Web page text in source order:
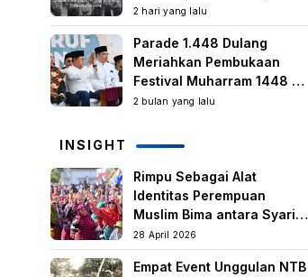
Samuhita Sakre
2 hari yang lalu
Parade 1.448 Dulang
Meriahkan Pembukaan
Festival Muharram 1448 H
di Lombok Timur
2 bulan yang lalu
INSIGHT
Rimpu Sebagai Alat
Identitas Perempuan
Muslim Bima antara Syariat,
Tradisi lokal, dan
Manifestasi Nilai-nilai
keislaman
28 April 2026
Empat Event Unggulan NTB